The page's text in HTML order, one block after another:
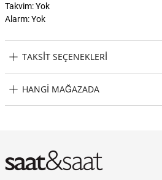
Takvim: Yok
Alarm: Yok
TAKSIT SEÇENEKLERI
HANGI MAĞAZADA